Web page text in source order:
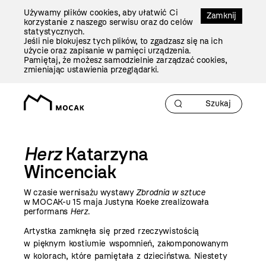
Zamknij
Używamy plików cookies, aby ułatwić Ci
korzystanie z naszego serwisu oraz do celów
statystycznych.
Jeśli nie blokujesz tych plików, to zgadzasz się na ich
użycie oraz zapisanie w pamięci urządzenia.
Pamiętaj, że możesz samodzielnie zarządzać cookies,
zmieniając ustawienia przeglądarki.
HerzKatarzyna
Wincenciak
W czasie wernisażu wystawyZbrodnia w sztuce
w MOCAK-u 15 maja Justyna Koeke zrealizowała
performans Herz.
Artystka zamknęła się przed rzeczywistością
w pięknym kostiumie wspomnień, zakomponowanym
w kolorach, które pamiętała z dzieciństwa. Niestety